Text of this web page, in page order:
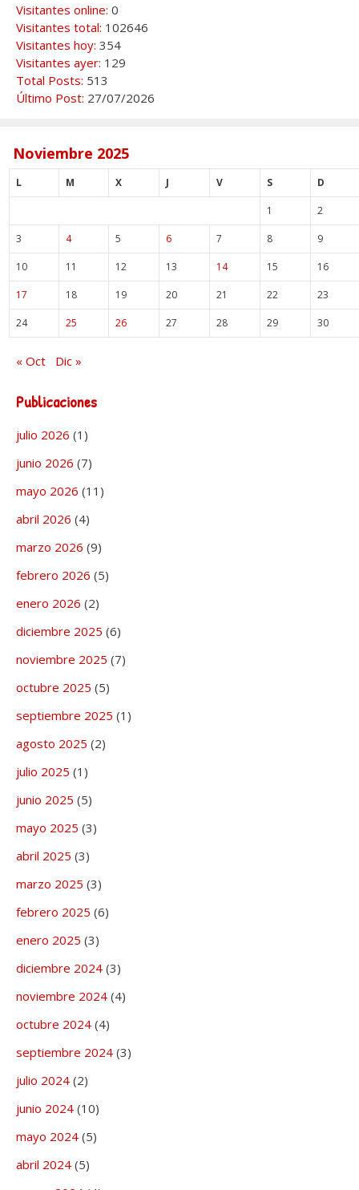
Visitantes online: 0
Visitantes total: 102646
Visitantes hoy: 354
Visitantes ayer: 129
Total Posts: 513
Último Post: 27/07/2026
Noviembre 2025
L M X J V S D
1 2
3 4 5 6 7 8 9
10 11 12 13 14 15 16
17 18 19 20 21 22 23
24 25 26 27 28 29 30
« Oct Dic »
Publicaciones
julio 2026 (1)
junio 2026 (7)
mayo 2026 (11)
abril 2026 (4)
marzo 2026 (9)
febrero 2026 (5)
enero 2026 (2)
diciembre 2025 (6)
noviembre 2025 (7)
octubre 2025 (5)
septiembre 2025 (1)
agosto 2025 (2)
julio 2025 (1)
junio 2025 (5)
mayo 2025 (3)
abril 2025 (3)
marzo 2025 (3)
febrero 2025 (6)
enero 2025 (3)
diciembre 2024 (3)
noviembre 2024 (4)
octubre 2024 (4)
septiembre 2024 (3)
julio 2024 (2)
junio 2024 (10)
mayo 2024 (5)
abril 2024 (5)